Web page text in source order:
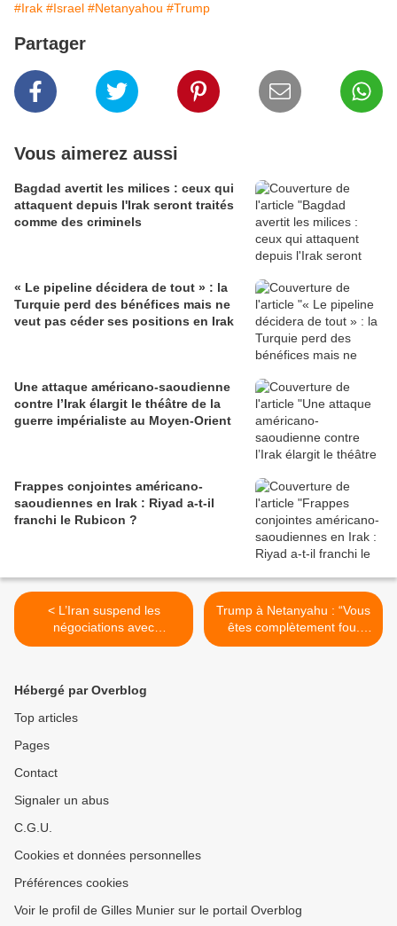
#Irak #Israel #Netanyahou #Trump
Partager
Vous aimerez aussi
Bagdad avertit les milices : ceux qui
attaquent depuis l'Irak seront traités
comme des criminels
« Le pipeline décidera de tout » : la
Turquie perd des bénéfices mais ne
veut pas céder ses positions en Irak
Une attaque américano-saoudienne
contre l’Irak élargit le théâtre de la
guerre impérialiste au Moyen-Orient
Frappes conjointes américano-
saoudiennes en Irak : Riyad a-t-il
franchi le Rubicon ?
< L’Iran suspend les
négociations avec
Washington & menace de
Trump à Netanyahu : “Vous
êtes complètement fou.
Tout le monde déteste
Hébergé par Overblog
Top articles
Pages
Contact
Signaler un abus
C.G.U.
Cookies et données personnelles
Préférences cookies
Voir le profil de Gilles Munier sur le portail Overblog